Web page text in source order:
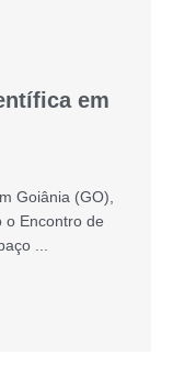
em
Goiânia (GO),
o Encontro de
...